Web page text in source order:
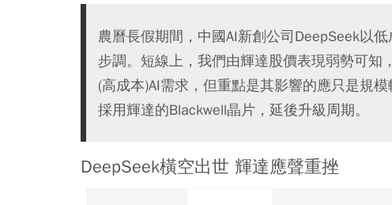
農曆長假期間，中國AI新創公司DeepSeek以
步調。短線上，我們由輝達股價表現弱勢可知
(高成本)AI需求，但重點是其影響的應只是規
採用輝達的Blackwell晶片，延後升級周期。
DeepSeek橫空出世 輝達應聲重挫